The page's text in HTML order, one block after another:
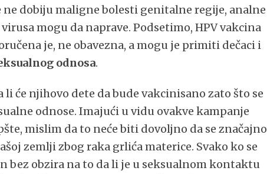
ne dobiju maligne bolesti genitalne regije, analne
mogu da naprave. Podsetimo, HPV vakcina
je, ne obavezna, a mogu je primiti dečaci i
odnosa.
će njihovo dete da bude vakcinisano zato što se
odnose. Imajući u vidu ovakve kampanje
mislim da to neće biti dovoljno da se značajno
zemlji zbog raka grlića materice. Svako ko se
bez obzira na to da li je u seksualnom kontaktu